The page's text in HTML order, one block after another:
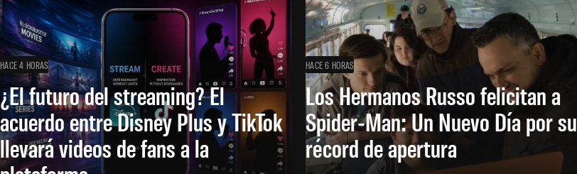
HACE 4 HORAS
¿El futuro del streaming? El
acuerdo entre Disney Plus y TikTok
llevará videos de fans a la
HACE 6 HORAS
Los Hermanos Russo felicitan a
Spider-Man: Un Nuevo Día por su
récord de apertura